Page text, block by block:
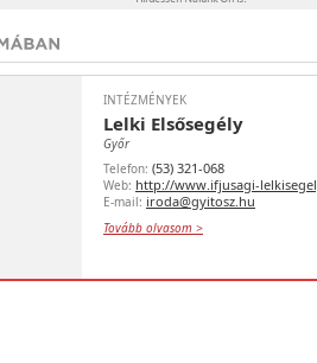
INTÉZMÉNYEK
Lelki Elsősegély
Győr
Telefon: (53) 321-068
Web: http://www.ifjusagi-
E-mail: iroda@gyitosz.hu
Tovább olvasom >